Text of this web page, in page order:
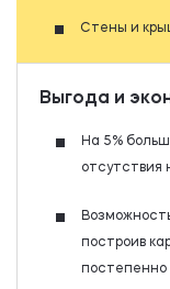
Стены и
Выгода и
На 5%
отсутствия
построив
постепенно